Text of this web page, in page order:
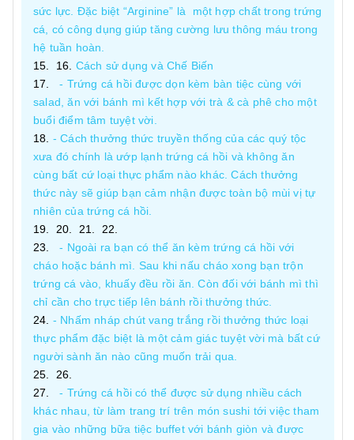
sức lực. Đặc biệt “Arginine” là một hợp chất trong trứng
cá, có công dụng giúp tăng cường lưu thông máu trong
hệ tuần hoàn.
Cách sử dụng và Chế Biến
- Trứng cá hồi được dọn kèm bàn tiệc cùng với
salad, ăn với bánh mì kết hợp với trà & cà phê cho một
buổi điểm tâm tuyệt vời.
- Cách thưởng thức truyền thống của các quý tộc
xưa đó chính là ướp lạnh trứng cá hồi và không ăn
cùng bất cứ loại thực phẩm nào khác. Cách thưởng
thức này sẽ giúp bạn cảm nhận được toàn bộ mùi vị tự
nhiên của trứng cá hồi.
- Ngoài ra bạn có thể ăn kèm trứng cá hồi với
cháo hoặc bánh mì. Sau khi nấu cháo xong bạn trộn
trứng cá vào, khuấy đều rồi ăn. Còn đối với bánh mì thì
chỉ cần cho trực tiếp lên bánh rồi thưởng thức.
- Nhấm nháp chút vang trắng rồi thưởng thức loại
thực phẩm đặc biệt là một cảm giác tuyệt vời mà bất cứ
người sành ăn nào cũng muốn trải qua.
- Trứng cá hồi có thể được sử dụng nhiều cách
khác nhau, từ làm trang trí trên món sushi tới việc tham
gia vào những bữa tiệc buffet với bánh giòn và được